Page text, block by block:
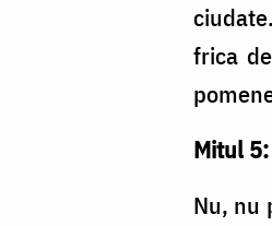
frica
Mitul
Nu, nu